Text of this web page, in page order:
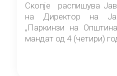
Скопје распишува
на Директор на
„Паркинзи на
мандат од 4 (четири)